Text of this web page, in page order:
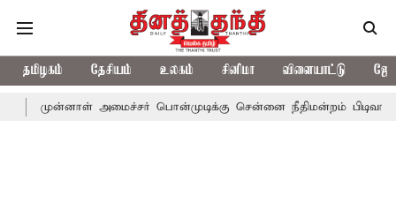
தமிழகம் தேசியம் உலகம் சினிமா விளையாட்டு
அமைச்சர் பொன்முடிக்கு சென்னை நீதிமன்றம் பிடிவாராண்ட்